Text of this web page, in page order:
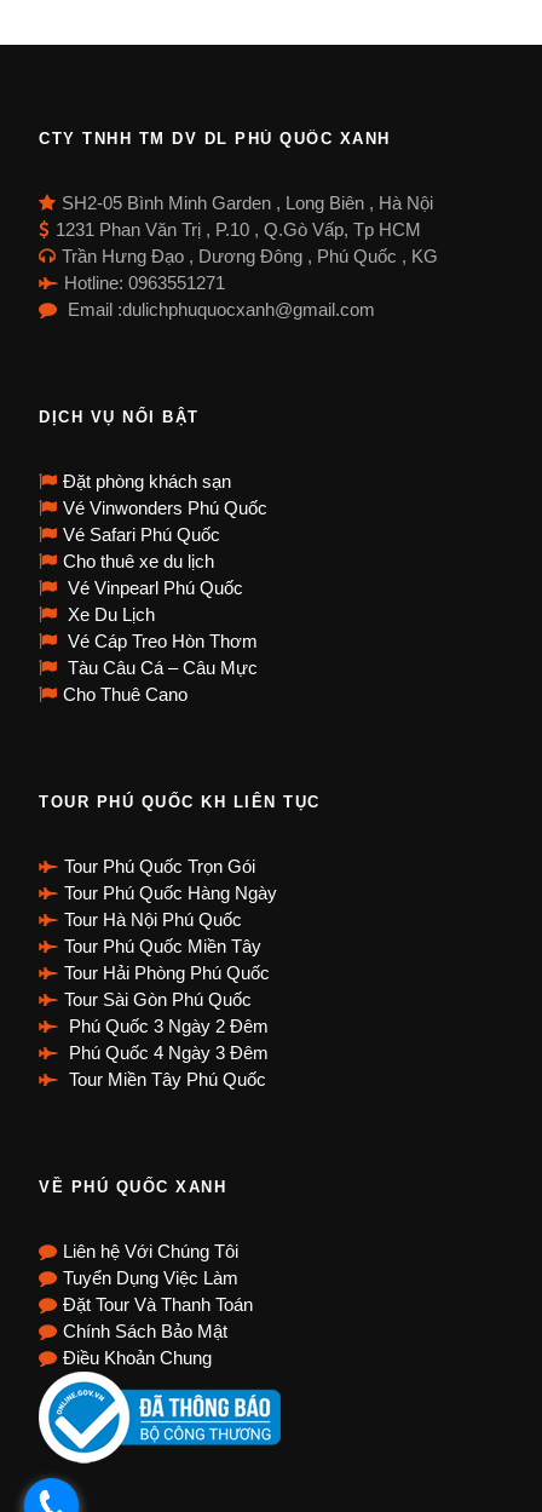
CTY TNHH TM DV DL PHÚ QUỐC XANH
SH2-05 Bình Minh Garden , Long Biên , Hà Nội
1231 Phan Văn Trị , P.10 , Q.Gò Vấp, Tp HCM
Trần Hưng Đạo , Dương Đông , Phú Quốc , KG
Hotline: 0963551271
Email :dulichphuquocxanh@gmail.com
DỊCH VỤ NỔI BẬT
Đặt phòng khách sạn
Vé Vinwonders Phú Quốc
Vé Safari Phú Quốc
Cho thuê xe du lịch
Vé Vinpearl Phú Quốc
Xe Du Lịch
Vé Cáp Treo Hòn Thơm
Tàu Câu Cá – Câu Mực
Cho Thuê Cano
TOUR PHÚ QUỐC KH LIÊN TỤC
Tour Phú Quốc Trọn Gói
Tour Phú Quốc Hàng Ngày
Tour Hà Nội Phú Quốc
Tour Phú Quốc Miền Tây
Tour Hải Phòng Phú Quốc
Tour Sài Gòn Phú Quốc
Phú Quốc 3 Ngày 2 Đêm
Phú Quốc 4 Ngày 3 Đêm
Tour Miền Tây Phú Quốc
VỀ PHÚ QUỐC XANH
Liên hệ Với Chúng Tôi
Tuyển Dụng Việc Làm
Đặt Tour Và Thanh Toán
Chính Sách Bảo Mật
Điều Khoản Chung
.